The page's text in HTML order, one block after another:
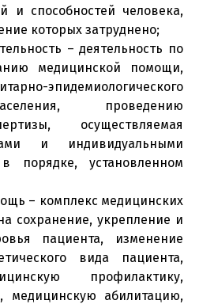
и способностей человека,
которых затруднено;
– деятельность по
медицинской помощи,
эпидемиологического
проведению
осуществляемая
и индивидуальными
порядке, установленном
– комплекс медицинских
сохранение, укрепление и
пациента, изменение
вида пациента,
профилактику,
медицинскую абилитацию,